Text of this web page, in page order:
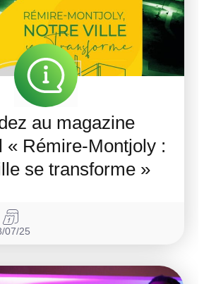
au magazine
« Rémire-Montjoly :
se transforme »
07/25